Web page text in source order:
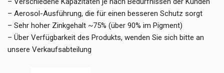
– Aerosol-Ausführung, die für einen besseren Schutz sorgt
– Sehr hoher Zinkgehalt ~75% (über 90% im Pigment)
– Über Verfügbarkeit des Produkts, wenden Sie sich bitte an
unsere Verkaufsabteilung